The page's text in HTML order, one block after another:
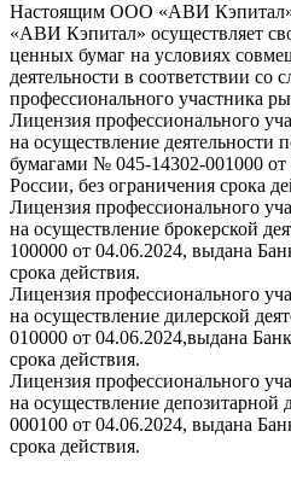
Настоящим ООО «АВИ
«АВИ Кэпитал» осуществляет
ценных бумаг на условиях
деятельности в соответствии
профессионального участника
Лицензия профессионального
на осуществление
бумагами № 045-14302-001000
России, без ограничения срока
Лицензия профессионального
на осуществление брокерской
100000 от 04.06.2024, выдана
срока действия.
Лицензия профессионального
на осуществление дилерской
010000 от 04.06.2024,выдана
срока действия.
Лицензия профессионального
на осуществление депозитарной
000100 от 04.06.2024, выдана
срока действия.